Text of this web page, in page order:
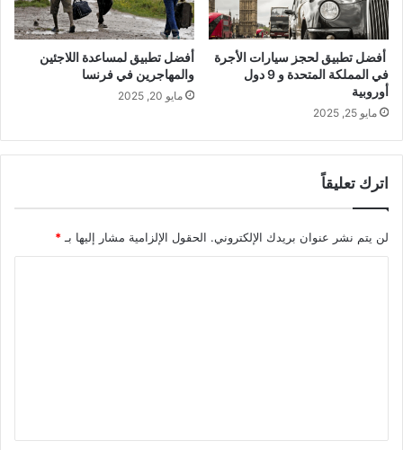
أفضل تطبيق لحجز سيارات الأجرة
في المملكة المتحدة و 9 دول
أوروبية
مايو 25, 2025
أفضل تطبيق لمساعدة اللاجئين
والمهاجرين في فرنسا
مايو 20, 2025
اترك تعليقاً
لن يتم نشر عنوان بريدك الإلكتروني. الحقول الإلزامية مشار إليها بـ *